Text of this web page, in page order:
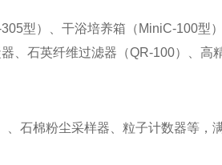
305型）、干浴培养箱（MiniC-100型
器、石英纤维过滤器（QR-100）、高
、石棉粉尘采样器、粒子计数器等，